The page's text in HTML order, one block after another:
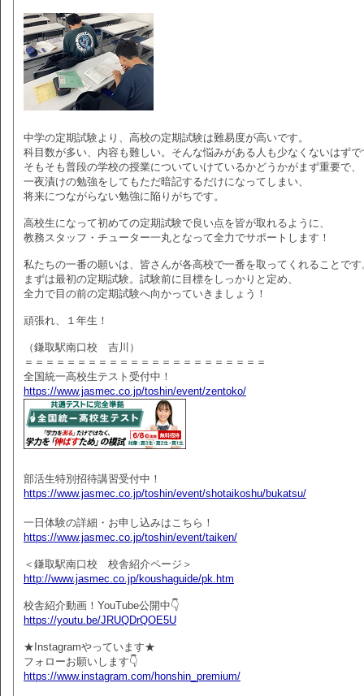
中学の定期試験より、高校の定期試験は難易度が高いです。
科目数が多い、内容も難しい。そんな悩みがある人も少なくないはずで
そもそも普段の学校の授業についていけているかどうかがまず重要で、
一夜漬けの勉強をしてもただ暗記するだけになってしまい、
将来につながらない勉強に陥りがちです。
高校生になって初めての定期試験で良い点を皆が取れるように、
教務スタッフ・チューター一丸となって全力でサポートします！
私たちの一番の願いは、皆さんが各高校で一番を取ってくれることです
まずは最初の定期試験。試験前に目標をしっかりと定め、
全力で目の前の定期試験へ向かっていきましょう！
頑張れ、１年生！
（鎌取駅南口校 吉川）
＝＝＝＝＝＝＝＝＝＝＝＝＝＝＝＝＝＝＝＝＝＝＝
全国統一高校生テスト受付中！
https://www.jasmec.co.jp/toshin/event/zentoko/
部活生特別招待講習受付中！
https://www.jasmec.co.jp/toshin/event/shotaikoshu/bukatsu/
一日体験の詳細・お申し込みはこちら！
https://www.jasmec.co.jp/toshin/event/taiken/
＜鎌取駅南口校 校舎紹介ページ＞
http://www.jasmec.co.jp/koushaguide/pk.htm
校舎紹介動画！YouTube公開中👇
https://youtu.be/JRUQDrQOE5U
★Instagramやっています★
フォローお願いします👇
https://www.instagram.com/honshin_premium/